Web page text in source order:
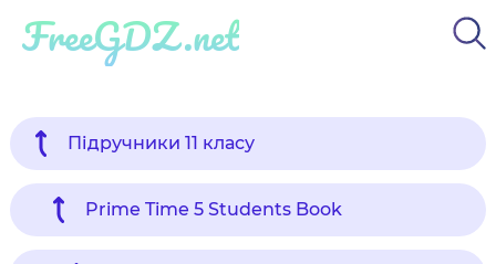
FreeGDZ.net
Підручники 11 класу
Prime Time 5 Students Book